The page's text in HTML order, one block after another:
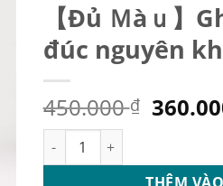
【Đủ Ｍàｕ】
đúc nguyên
450.000₫ Giá
【Đủ Ｍàｕ】Ghế cafe nhựa